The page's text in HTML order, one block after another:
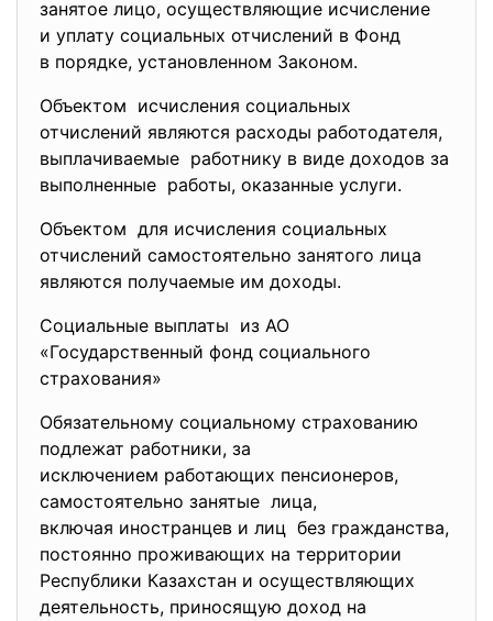
занятое лицо, осуществляющие исчисление
и уплату социальных отчислений в Фонд
в порядке, установленном Законом.
Объектом исчисления социальных
отчислений являются расходы работодателя,
выплачиваемые работнику в виде доходов за
выполненные работы, оказанные услуги.
Объектом для исчисления социальных
отчислений самостоятельно занятого лица
являются получаемые им доходы.
Социальные выплаты из АО
«Государственный фонд социального
страхования»
Обязательному социальному страхованию
подлежат работники, за
исключением работающих пенсионеров,
самостоятельно занятые лица,
включая иностранцев и лиц без гражданства,
постоянно проживающих на территории
Республики Казахстан и осуществляющих
деятельность, приносящую доход на